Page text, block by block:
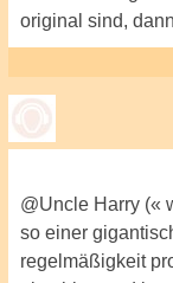
original sind, dann
@Uncle Harry («
so einer
regelmäßigkeit